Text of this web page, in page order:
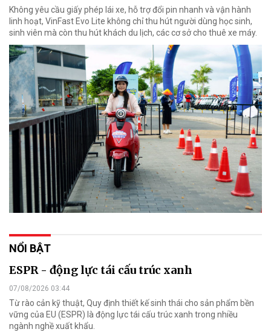
Không yêu cầu giấy phép lái xe, hỗ trợ đổi pin nhanh và vận hành
linh hoạt, VinFast Evo Lite không chỉ thu hút người dùng học sinh,
sinh viên mà còn thu hút khách du lịch, các cơ sở cho thuê xe máy.
NỔI BẬT
ESPR - động lực tái cấu trúc xanh
07/08/2026 03:44
Từ rào cản kỹ thuật, Quy định thiết kế sinh thái cho sản phẩm bền
vững của EU (ESPR) là động lực tái cấu trúc xanh trong nhiều
ngành nghề xuất khẩu.